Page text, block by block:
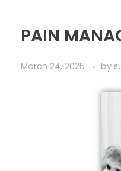
PAIN
March 24, 2025 by